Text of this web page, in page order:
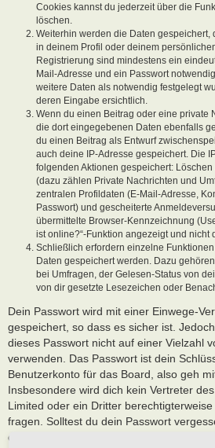
Cookies kannst du jederzeit über die
löschen.
Weiterhin werden die Daten gespeichert,
in deinem Profil oder deinem
Registrierung sind mindestens ein
Mail-Adresse und ein Passwort
weitere Daten als notwendig festgelegt
deren Eingabe ersichtlich.
Wenn du einen Beitrag oder eine private
die dort eingegebenen Daten ebenfalls
du einen Beitrag als Entwurf
auch deine IP-Adresse gespeichert. Die
folgenden Aktionen gespeichert:
(dazu zählen Private Nachrichten und
zentralen Profildaten (E-Mail-Adresse,
Passwort) und gescheiterte
übermittelte Browser-Kennzeichnung
ist online?“-Funktion angezeigt und nicht
Schließlich erfordern einzelne
Daten gespeichert werden. Dazu
bei Umfragen, der Gelesen-Status von
von dir gesetzte Lesezeichen oder
Dein Passwort wird mit einer Einwege-
gespeichert, so dass es sicher ist.
dieses Passwort nicht auf einer Vielzahl
verwenden. Das Passwort ist dein
Benutzerkonto für das Board, also geh
Insbesondere wird dich kein Vertreter
Limited oder ein Dritter
fragen. Solltest du dein Passwort
die Funktion „Ich habe mein Passwort